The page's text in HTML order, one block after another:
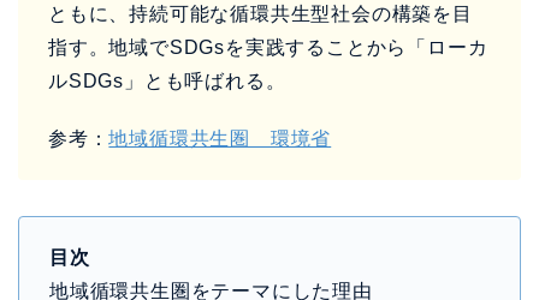
ともに、持続可能な循環共生型社会の構築を目
指す。地域でSDGsを実践することから「ローカ
ルSDGs」とも呼ばれる。
参考：地域循環共生圏 環境省
目次
地域循環共生圏をテーマにした理由